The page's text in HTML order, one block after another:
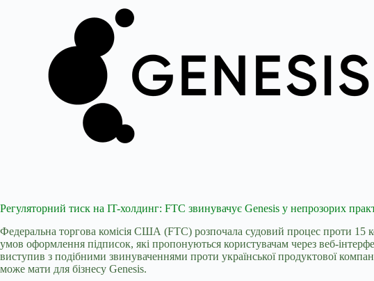
Регуляторний тиск на IT-холдинг: FTC звинувачує Genesis у непрозорих
Федеральна торгова комісія США (FTC) розпочала судовий процес проти 15
умов оформлення підписок, які пропонуються користувачам через веб-
виступив з подібними звинуваченнями проти української продуктової
може мати для бізнесу Genesis.